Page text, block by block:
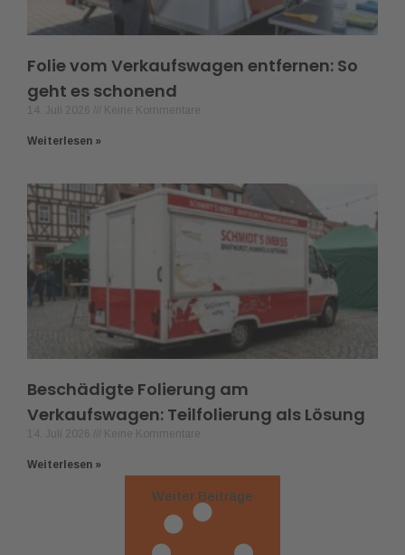
Folie vom Verkaufswagen entfernen: So
geht es schonend
14. Juli 2026 Keine Kommentare
Weiterlesen »
Beschädigte Folierung am
Verkaufswagen: Teilfolierung als Lösung
14. Juli 2026 Keine Kommentare
Weiterlesen »
Weiter Beiträge